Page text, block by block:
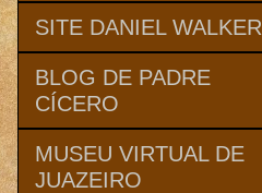
SITE DANIEL WALKER
BLOG DE PADRE
CÍCERO
MUSEU VIRTUAL DE
JUAZEIRO